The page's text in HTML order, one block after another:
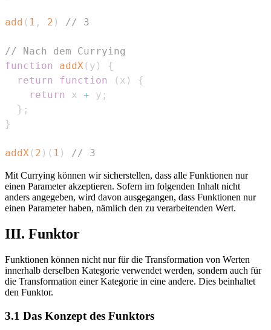
add ( 1 , 2 ) // 3
// Nach dem Currying
function
addX( y )
{
return
function ( x )
{
return
x + y ;
} ;
}
addX( 2 ) ( 1 ) // 3
Mit Currying können wir sicherstellen, dass alle Funktionen nur
einen Parameter akzeptieren. Sofern im folgenden Inhalt nicht
anders angegeben, wird davon ausgegangen, dass Funktionen nur
einen Parameter haben, nämlich den zu verarbeitenden Wert.
III. Funktor
Funktionen können nicht nur für die Transformation von Werten
innerhalb derselben Kategorie verwendet werden, sondern auch für
die Transformation einer Kategorie in eine andere. Dies beinhaltet
den Funktor.
3.1 Das Konzept des Funktors